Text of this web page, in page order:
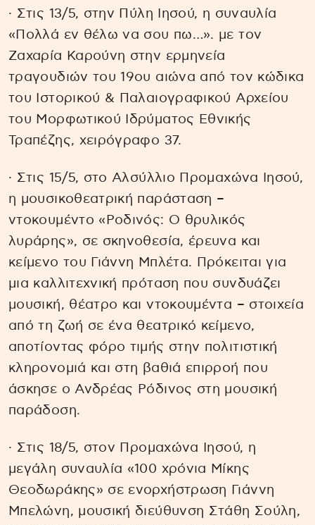
· Στις 13/5, στην Πύλη Ιησού, η συναυλία
«Πολλά εν θέλω να σου πω…». με τον
Ζαχαρία Καρούνη στην ερμηνεία
τραγουδιών του 19ου αιώνα από τον κώδικα
του Ιστορικού & Παλαιογραφικού Αρχείου
του Μορφωτικού Ιδρύματος Εθνικής
Τραπέζης, χειρόγραφο 37.
· Στις 15/5, στο Αλσύλλιο Προμαχώνα Ιησού,
η μουσικοθεατρική παράσταση –
ντοκουμέντο «Ροδινός: O θρυλικός
λυράρης», σε σκηνοθεσία, έρευνα και
κείμενο του Γιάννη Μπλέτα. Πρόκειται για
μια καλλιτεχνική πρόταση που συνδυάζει
μουσική, θέατρο και ντοκουμέντα – στοιχεία
από τη ζωή σε ένα θεατρικό κείμενο,
αποτίοντας φόρο τιμής στην πολιτιστική
κληρονομιά και στη βαθιά επιρροή που
άσκησε ο Ανδρέας Ρόδινος στη μουσική
παράδοση.
· Στις 18/5, στον Προμαχώνα Ιησού, η
μεγάλη συναυλία «100 χρόνια Μίκης
Θεοδωράκης» σε ενορχήστρωση Γιάννη
Μπελώνη, μουσική διεύθυνση Στάθη Σούλη,